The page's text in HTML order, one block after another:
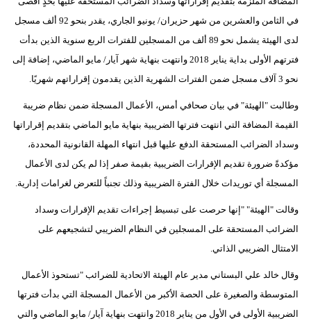
وتكنولوجيا
بيئة
مدوَّنات
أبراج
فيديو
سيارات
في الثامن والعشرين من شهر حزيران/ يونيو الجاري، يقدر بنحو 92 ألف مسجل
لدى الهيئة يشمل نحو 89 ألف من المسجلين للفترات الربع سنوية الذين بدأت
فترتهم الأولى بداية يناير 2018 وانتهت بنهاية شهر آيار/ مايو الماضي، إضافة إلى
نحو 3 آلاف مسجل ضمن الفترات الشهرية الذين يقدمون إقراراتهم شهريًا.
وطالبت "الهيئة" في بيان صحافي أمس، الأعمال المسجلة ضمن نظام ضريبة
القيمة المضافة التي انتهت فترتها الضريبية بنهاية مايو الماضي بتقديم إقراراتها
وسداد الضرائب المستحقة الدفع عليها قبل انتهاء المهلة القانونية المحددة،
مؤكدةً ضرورة تقديم الإقرارات الضريبية بقيمة صفر إذا لم يكن لدى الأعمال
المسجلة أي توريدات خلال الفترة الضريبية وذلك تجنباً للتعرض لغرامات إدارية.
وقالت "الهيئة" "إنها حرصت على تبسيط إجراءات تقديم الإقرارات وسداد
الضرائب المستحقة على المسجلين في النظام الضريبي لتشجيعهم على
الامتثال الضريبي الذاتي.
وقال خالد علي البستاني مدير عام الهيئة الاتحادية للضرائب "تستحوذ الأعمال
المتوسطة والصغيرة على الحصة الأكبر من الأعمال المسجلة التي بدأت فترتها
الضريبية الأولى في الأول من يناير 2018 وانتهت بنهاية آيار/ مايو الماضي والتي